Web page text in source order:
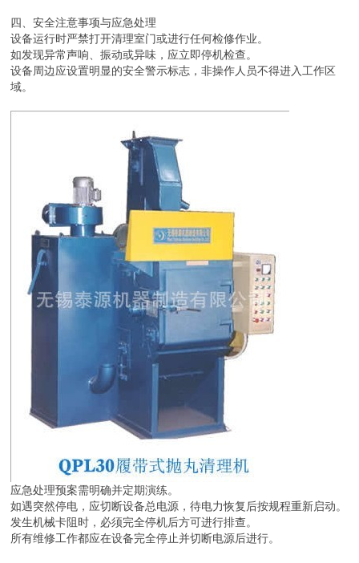
四、安全注意事项与应急处理
设备运行时严禁打开清理室门或进行任何检修作业。
如发现异常声响、振动或异味，应立即停机检查。
设备周边应设置明显的安全警示标志，非操作人员不得进入工作区
域。
应急处理预案需明确并定期演练。
如遇突然停电，应切断设备总电源，待电力恢复后按规程重新启动。
发生机械卡阻时，必须完全停机后方可进行排查。
所有维修工作都应在设备完全停止并切断电源后进行。